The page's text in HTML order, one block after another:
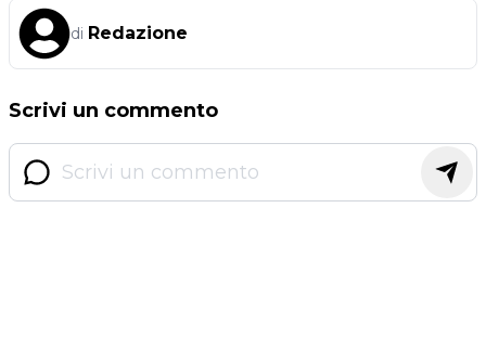
di Redazione
Scrivi un commento